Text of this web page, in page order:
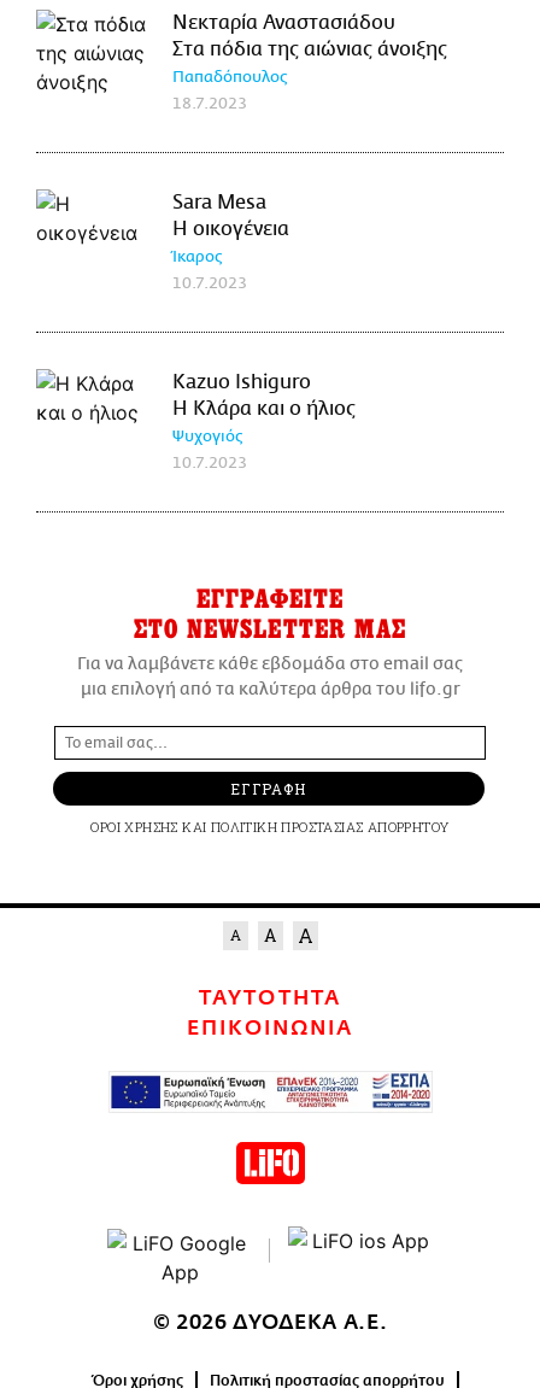
Νεκταρία Αναστασιάδου
Στα πόδια της αιώνιας άνοιξης
Παπαδόπουλος
18.7.2023
Sara Mesa
Η οικογένεια
Ίκαρος
10.7.2023
Kazuo Ishiguro
Η Κλάρα και ο ήλιος
Ψυχογιός
10.7.2023
ΕΓΓΡΑΦΕΙΤΕ
ΣΤΟ NEWSLETTER ΜΑΣ
Για να λαμβάνετε κάθε εβδομάδα στο email σας
μια επιλογή από τα καλύτερα άρθρα του lifo.gr
ΕΓΓΡΑΦΗ
ΟΡΟΙ ΧΡΗΣΗΣ ΚΑΙ ΠΟΛΙΤΙΚΗ ΠΡΟΣΤΑΣΙΑΣ ΑΠΟΡΡΗΤΟΥ
ΤΑΥΤΟΤΗΤΑ
ΕΠΙΚΟΙΝΩΝΙΑ
© 2026 ΔΥΟΔΕΚΑ Α.Ε.
Όροι χρήσης Πολιτική προστασίας απορρήτου